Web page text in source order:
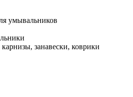
умывальников
занавески, коврики